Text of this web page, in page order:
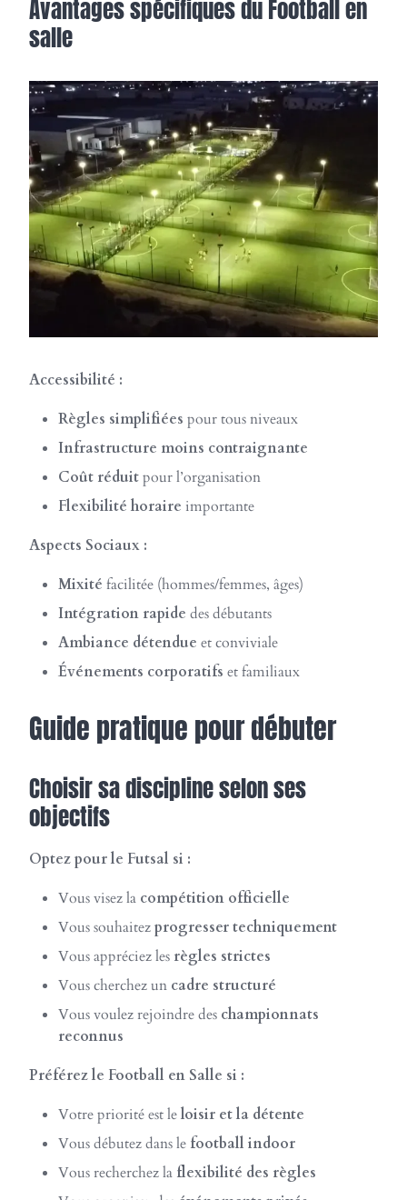
Avantages spécifiques du Football en
salle
Accessibilité :
Règles simplifiées pour tous niveaux
Infrastructure moins contraignante
Coût réduitpour l’organisation
Flexibilité horaire importante
Aspects Sociaux :
Mixité facilitée (hommes/femmes, âges)
Intégration rapide des débutants
Ambiance détendue et conviviale
Événements corporatifs et familiaux
Guide pratique pour débuter
Choisir sa discipline selon ses
objectifs
Optez pour le Futsal si :
Vous visez la compétition officielle
Vous souhaitezprogresser techniquement
Vous appréciez les règles strictes
Vous cherchez un cadre structuré
Vous voulez rejoindre des championnats
reconnus
Préférez le Football en Salle si :
Votre priorité est leloisir et la détente
Vous débutez dans le football indoor
Vous recherchez la flexibilité des règles